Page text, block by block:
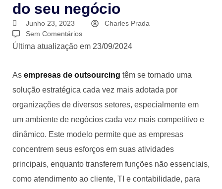
do seu negócio
Junho 23, 2023
Charles Prada
Sem Comentários
Última atualização em 23/09/2024
As empresas de outsourcing têm se tornado uma
solução estratégica cada vez mais adotada por
organizações de diversos setores, especialmente em
um ambiente de negócios cada vez mais competitivo e
dinâmico. Este modelo permite que as empresas
concentrem seus esforços em suas atividades
principais, enquanto transferem funções não essenciais,
como atendimento ao cliente, TI e contabilidade, para